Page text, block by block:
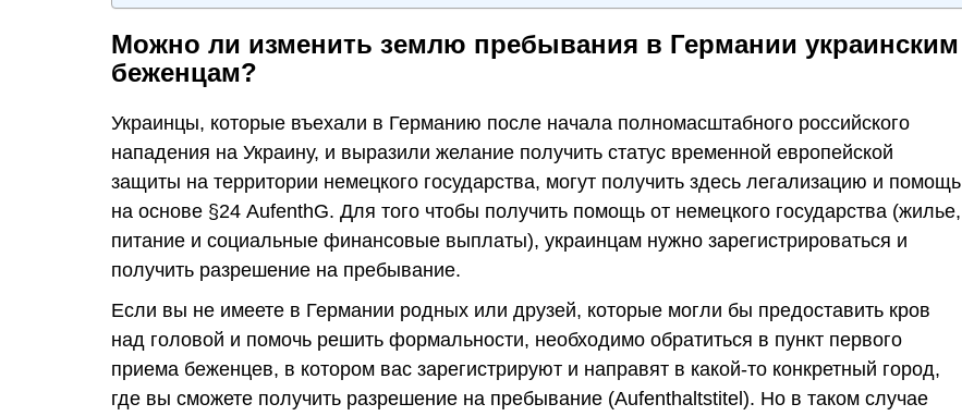
Можно ли изменить землю пребывания в Германии украинским
беженцам?
Украинцы, которые въехали в Германию после начала полномасштабного российского
нападения на Украину, и выразили желание получить статус временной европейской
защиты на территории немецкого государства, могут получить здесь легализацию и помощь
на основе §24 AufenthG. Для того чтобы получить помощь от немецкого государства (жилье,
питание и социальные финансовые выплаты), украинцам нужно зарегистрироваться и
получить разрешение на пребывание.
Если вы не имеете в Германии родных или друзей, которые могли бы предоставить кров
над головой и помочь решить формальности, необходимо обратиться в пункт первого
приема беженцев, в котором вас зарегистрируют и направят в какой-то конкретный город,
где вы сможете получить разрешение на пребывание (Aufenthaltstitel). Но в таком случае